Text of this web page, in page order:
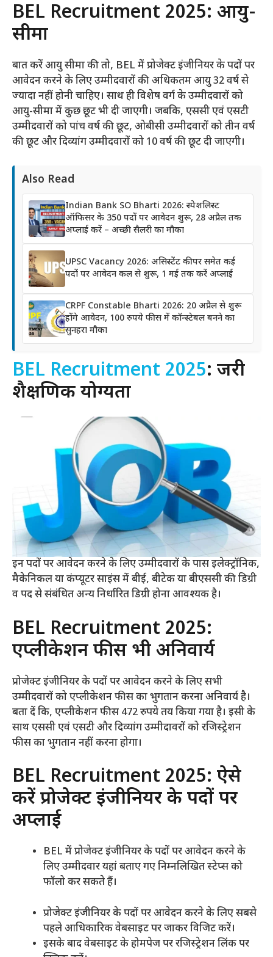
BEL Recruitment 2025: आयु-
सीमा
बात करें आयु सीमा की तो, BEL में प्रोजेक्ट इंजीनियर के पदों पर
आवेदन करने के लिए उम्मीदवारों की अधिकतम आयु 32 वर्ष से
ज्यादा नहीं होनी चाहिए। साथ ही विशेष वर्ग के उम्मीदवारों को
आयु-सीमा में कुछ छूट भी दी जाएगी। जबकि, एससी एवं एसटी
उम्मीदवारों को पांच वर्ष की छूट, ओबीसी उम्मीदवारों को तीन वर्ष
की छूट और दिव्यांग उम्मीदवारों को 10 वर्ष की छूट दी जाएगी।
Also Read
Indian Bank SO Bharti 2026: स्पेशलिस्ट
ऑफिसर के 350 पदों पर आवेदन शुरू, 28 अप्रैल तक
अप्लाई करें – अच्छी सैलरी का मौका
UPSC Vacancy 2026: असिस्टेंट कीपर समेत कई
पदों पर आवेदन कल से शुरू, 1 मई तक करें अप्लाई
CRPF Constable Bharti 2026: 20 अप्रैल से शुरू
होंगे आवेदन, 100 रुपये फीस में कॉन्स्टेबल बनने का
सुनहरा मौका
BEL Recruitment 2025: जरूरी
शैक्षणिक योग्यता
इन पदों पर आवेदन करने के लिए उम्मीदवारों के पास इलेक्ट्रॉनिक,
मैकेनिकल या कंप्यूटर साइंस में बीई, बीटेक या बीएससी की डिग्री
व पद से संबंधित अन्य निर्धारित डिग्री होना आवश्यक है।
BEL Recruitment 2025:
एप्लीकेशन फीस भी अनिवार्य
प्रोजेक्ट इंजीनियर के पदों पर आवेदन करने के लिए सभी
उम्मीदवारों को एप्लीकेशन फीस का भुगतान करना अनिवार्य है।
बता दें कि, एप्लीकेशन फीस 472 रुपये तय किया गया है। इसी के
साथ एससी एवं एसटी और दिव्यांग उम्मीदावरों को रजिस्ट्रेशन
फीस का भुगतान नहीं करना होगा।
BEL Recruitment 2025: ऐसे
करें प्रोजेक्ट इंजीनियर के पदों पर
अप्लाई
BEL में प्रोजेक्ट इंजीनियर के पदों पर आवेदन करने के
लिए उम्मीदवार यहां बताए गए निम्नलिखित स्टेप्स को
फॉलो कर सकते हैं।
प्रोजेक्ट इंजीनियर के पदों पर आवेदन करने के लिए सबसे
पहले आधिकारिक वेबसाइट पर जाकर विजिट करें।
इसके बाद वेबसाइट के होमपेज पर रजिस्ट्रेशन लिंक पर